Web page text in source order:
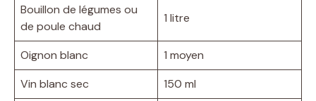
Bouillon de légumes ou
de poule chaud
1 litre
Oignon blanc
1 moyen
Vin blanc sec
150 ml